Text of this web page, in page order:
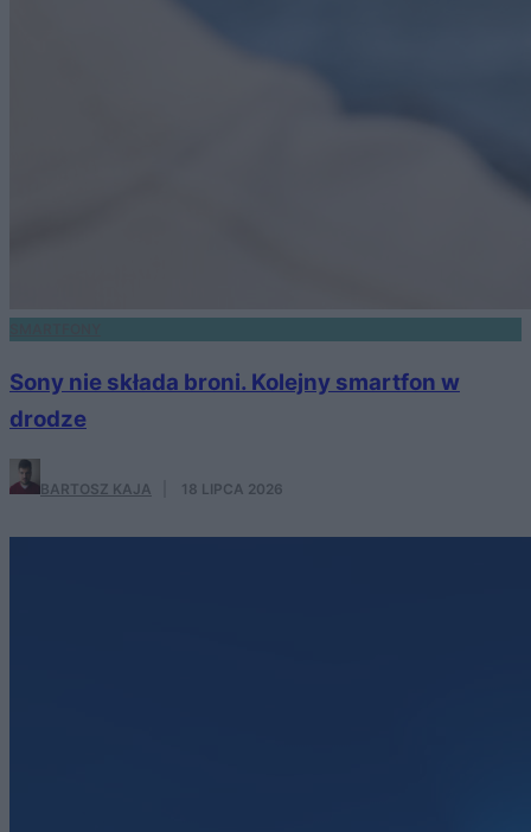
Sony nie składa broni. Kolejny smartfon w
drodze
BARTOSZ KAJA 18 LIPCA 2026